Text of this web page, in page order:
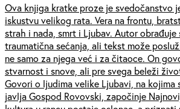
Ova knjiga kratke proze je svedočanstvo
iskustvu velikog rata. Vera na frontu,
strah i nada, smrt i Ljubav. Autor obrađuje
traumatična sećanja, ali tekst može
ne samo za njega već i za čitaoce. On
stvarnost i snove, ali pre svega beleži
Govori o ljudima velike Ljubavi, na kojima
javlja Gospod Rovovski, započinje